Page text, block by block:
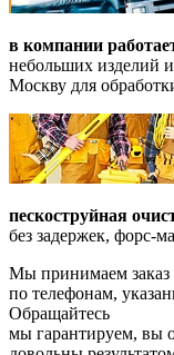
в компании
небольших изделий
Москву для
пескоструйная
без задержек, форс-
Мы принимаем заказ
по телефонам,
Обращайтесь
мы гарантируем, вы